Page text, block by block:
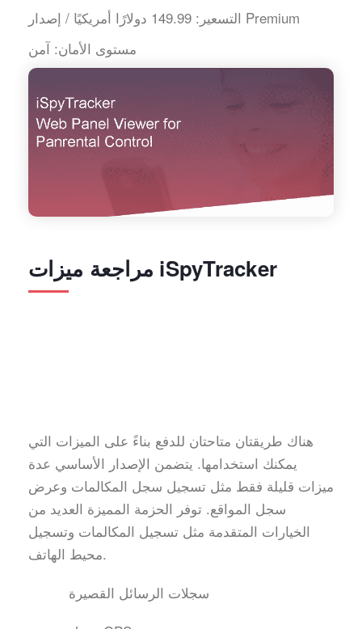
التسعير: 149.99 دولارًا أمريكيًا / إصدار Premium
مستوى الأمان: آمن
مراجعة ميزات iSpyTracker
هناك طريقتان متاحتان للدفع بناءً على الميزات التي
يمكنك استخدامها. يتضمن الإصدار الأساسي عدة
ميزات قليلة فقط مثل تسجيل سجل المكالمات وعرض
سجل المواقع. توفر الحزمة المميزة العديد من
الخيارات المتقدمة مثل تسجيل المكالمات وتسجيل
محيط الهاتف.
سجلات الرسائل القصيرة